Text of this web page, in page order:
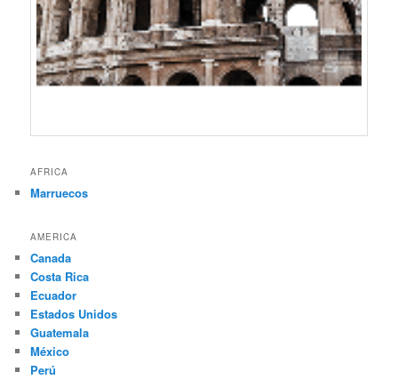
AFRICA
Marruecos
AMERICA
Canada
Costa Rica
Ecuador
Estados Unidos
Guatemala
México
Perú